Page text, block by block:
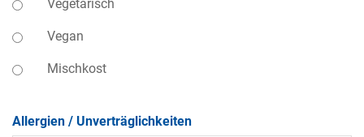
Vegetarisch
Vegan
Mischkost
Allergien / Unverträglichkeiten